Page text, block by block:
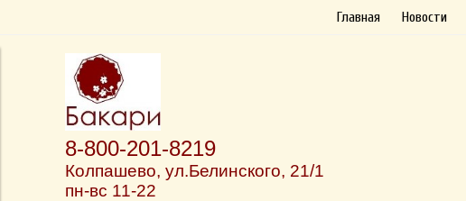
Главная Новости
8-800-201-8219
Колпашево, ул.Белинского, 21/1
пн-вс 11-22